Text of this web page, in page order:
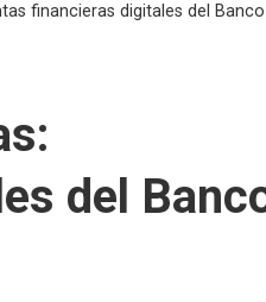
financieras digitales del
del